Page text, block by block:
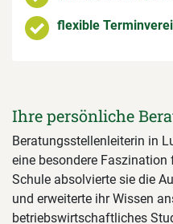
flexible
Ihre persönliche
Beratungsstellenleiterin in
eine besondere
Schule absolvierte sie die
und erweiterte ihr Wissen
betriebswirtschaftliches